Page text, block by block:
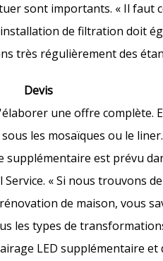
sont importants. « Il faut
de filtration doit
très régulièrement des
Devis
une offre complète.
les mosaïques ou le
supplémentaire est prévu
Service. « Si nous trouvons
de maison, vous
les types de
LED supplémentaire